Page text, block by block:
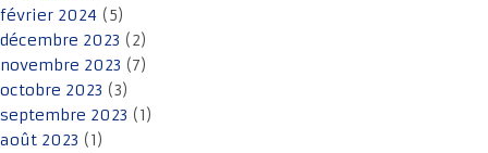
février 2024 (5)
décembre 2023 (2)
novembre 2023 (7)
octobre 2023 (3)
septembre 2023 (1)
août 2023 (1)